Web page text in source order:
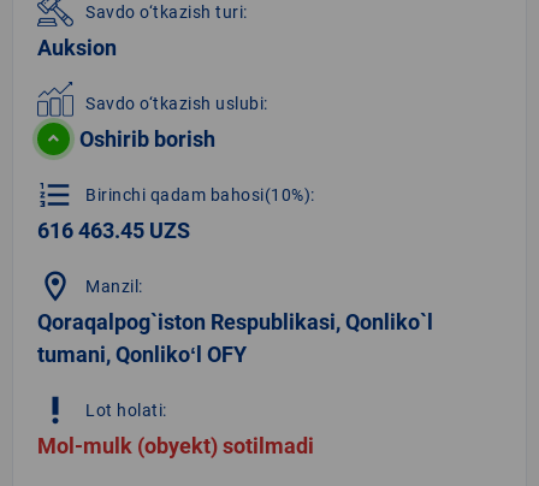
Savdo o‘tkazish turi:
Auksion
Savdo o‘tkazish uslubi:
Oshirib borish
format_list_numbered Birinchi qadam bahosi(10%):
616 463.45 UZS
location_on Manzil:
Qoraqalpog`iston Respublikasi, Qonliko`l
tumani, Qonlikoʻl OFY
priority_high Lot holati:
Mol-mulk (obyekt) sotilmadi